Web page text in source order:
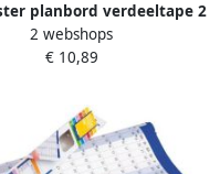
planbord verdeeltape 2
5mm x 16m rood
2 webshops
€ 10,89